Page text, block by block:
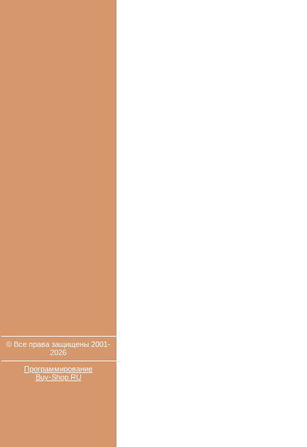
© Все права защищены 2001-
2026
Программирование
Buy-Shop.RU